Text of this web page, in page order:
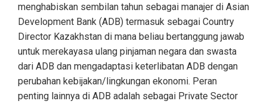
menghabiskan sembilan tahun sebagai manajer di Asian
Development Bank (ADB) termasuk sebagai Country
Director Kazakhstan di mana beliau bertanggung jawab
untuk merekayasa ulang pinjaman negara dan swasta
dari ADB dan mengadaptasi keterlibatan ADB dengan
perubahan kebijakan/lingkungan ekonomi. Peran
penting lainnya di ADB adalah sebagai Private Sector